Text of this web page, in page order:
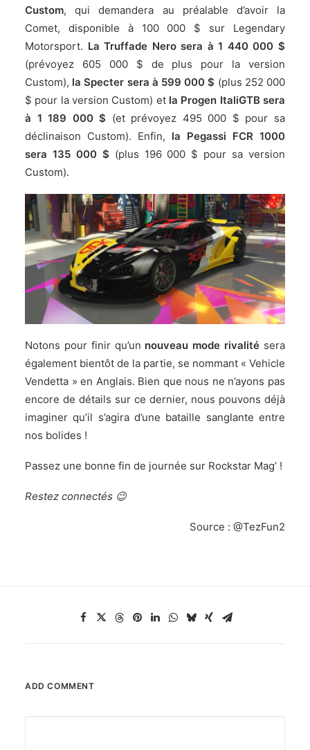
Custom, qui demandera au préalable d’avoir la
Comet, disponible à 100 000 $ sur Legendary
Motorsport. La Truffade Nero sera à 1 440 000 $
(prévoyez 605 000 $ de plus pour la version
Custom), la Specter sera à 599 000 $ (plus 252 000
$ pour la version Custom) etla Progen ItaliGTB sera
à 1 189 000 $ (et prévoyez 495 000 $ pour sa
déclinaison Custom). Enfin, la Pegassi FCR 1000
sera 135 000 $ (plus 196 000 $ pour sa version
Custom).
Notons pour finir qu’un nouveau mode rivalité sera
également bientôt de la partie, se nommant « Vehicle
Vendetta » en Anglais. Bien que nous ne n’ayons pas
encore de détails sur ce dernier, nous pouvons déjà
imaginer qu’il s’agira d’une bataille sanglante entre
nos bolides !
Passez une bonne fin de journée sur Rockstar Mag’ !
Restez connectés 😉
Source : @TezFun2
ADD COMMENT